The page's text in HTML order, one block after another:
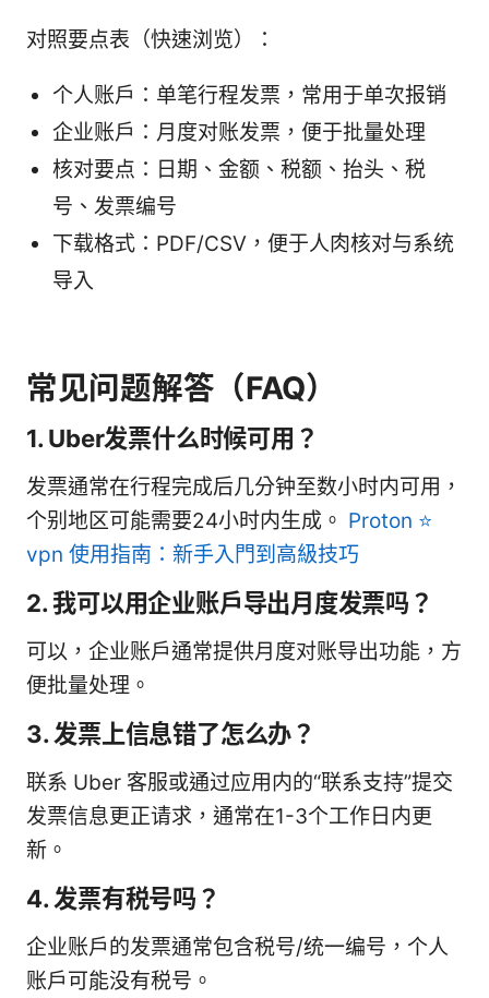
对照要点表（快速浏览）：
个人账户：单笔行程发票，常用于单次报销
企业账户：月度对账发票，便于批量处理
核对要点：日期、金额、税额、抬头、税
号、发票编号
下载格式：PDF/CSV，便于人肉核对与系统
导入
常见问题解答（FAQ）
1. Uber发票什么时候可用？
发票通常在行程完成后几分钟至数小时内可用，
个别地区可能需要24小时内生成。 Proton ⭐
vpn 使用指南：新手入門到高級技巧
2. 我可以用企业账户导出月度发票吗？
可以，企业账户通常提供月度对账导出功能，方
便批量处理。
3. 发票上信息错了怎么办？
联系 Uber 客服或通过应用内的“联系支持”提交
发票信息更正请求，通常在1-3个工作日内更
新。
4. 发票有税号吗？
企业账户的发票通常包含税号/统一编号，个人
账户可能没有税号。